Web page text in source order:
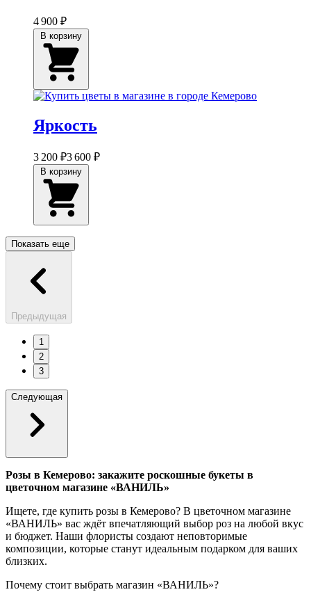
4 900 ₽
Яркость
3 200 ₽3 600 ₽
Показать еще
Предыдущая
1
2
3
Следующая
Розы в Кемерово: закажите роскошные букеты в
цветочном магазине «ВАНИЛЬ»
Ищете, где купить розы в Кемерово? В цветочном магазине
«ВАНИЛЬ» вас ждёт впечатляющий выбор роз на любой вкус
и бюджет. Наши флористы создают неповторимые
композиции, которые станут идеальным подарком для ваших
близких.
Почему стоит выбрать магазин «ВАНИЛЬ»?